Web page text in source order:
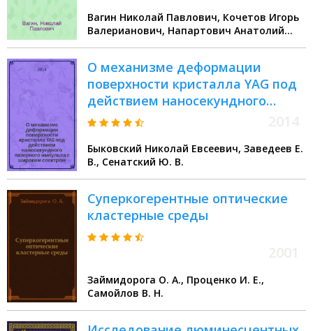
Вагин Николай Павлович, Кочетов Игорь
Валерианович, Напартович Анатолий
О механизме деформации
поверхности кристалла YAG под
действием наносекундного
лазерного импульса с широким
Быковский Николай Евсеевич, Заведеев Е.
В., Сенатский Ю. В.
Суперкогерентные оптические
кластерные среды
Займидорога О. А., Проценко И. Е.,
Самойлов В. Н.